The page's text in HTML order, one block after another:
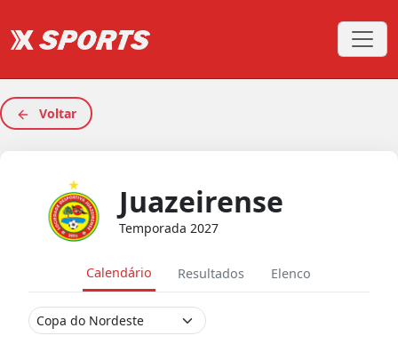
Voltar
Juazeirense
Temporada 2027
Calendário Resultados Elenco